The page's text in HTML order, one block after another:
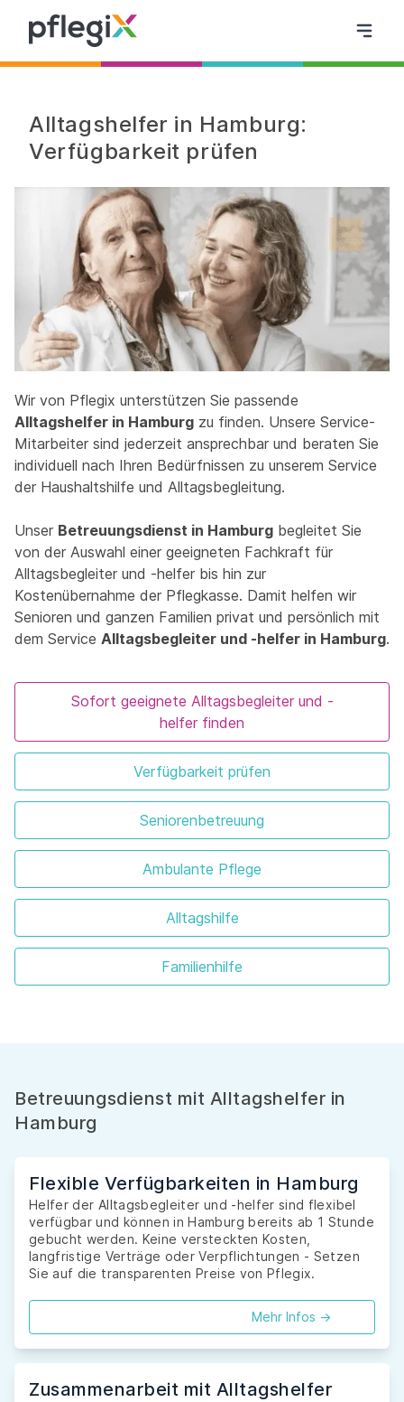
Alltagshelfer in Hamburg:
Verfügbarkeit prüfen
Wir von Pflegix unterstützen Sie passende
Alltagshelfer in Hamburg zu finden. Unsere Service-
Mitarbeiter sind jederzeit ansprechbar und beraten Sie
individuell nach Ihren Bedürfnissen zu unserem Service
der Haushaltshilfe und Alltagsbegleitung.
Unser Betreuungsdienst in Hamburg begleitet Sie
von der Auswahl einer geeigneten Fachkraft für
Alltagsbegleiter und -helfer bis hin zur
Kostenübernahme der Pflegkasse. Damit helfen wir
Senioren und ganzen Familien privat und persönlich mit
dem Service Alltagsbegleiter und -helfer in Hamburg.
Sofort geeignete Alltagsbegleiter und -
helfer finden
Verfügbarkeit prüfen
Seniorenbetreuung
Ambulante Pflege
Alltagshilfe
Familienhilfe
Betreuungsdienst mit Alltagshelfer in
Hamburg
Flexible Verfügbarkeiten in Hamburg
Helfer der Alltagsbegleiter und -helfer sind flexibel
verfügbar und können in Hamburg bereits ab 1 Stunde
gebucht werden. Keine versteckten Kosten,
langfristige Verträge oder Verpflichtungen - Setzen
Sie auf die transparenten Preise von Pflegix.
Mehr Infos ->
Zusammenarbeit mit Alltagshelfer